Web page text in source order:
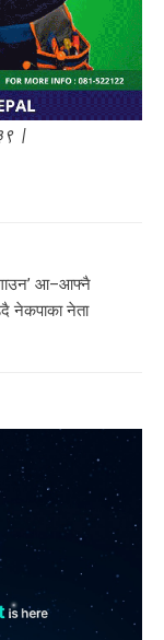
|
आ–आफ्नै
नेकपाका नेता